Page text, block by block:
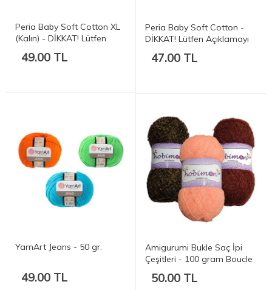
Peria Baby Soft Cotton XL
(Kalın) - DİKKAT! Lütfen
110 mt.
49.00 TL
Peria Baby Soft Cotton -
DİKKAT! Lütfen Açıklamayı
47.00 TL
YarnArt Jeans - 50 gr.
49.00 TL
Amigurumi Bukle Saç İpi
Çeşitleri - 100 gram Boucle
50.00 TL